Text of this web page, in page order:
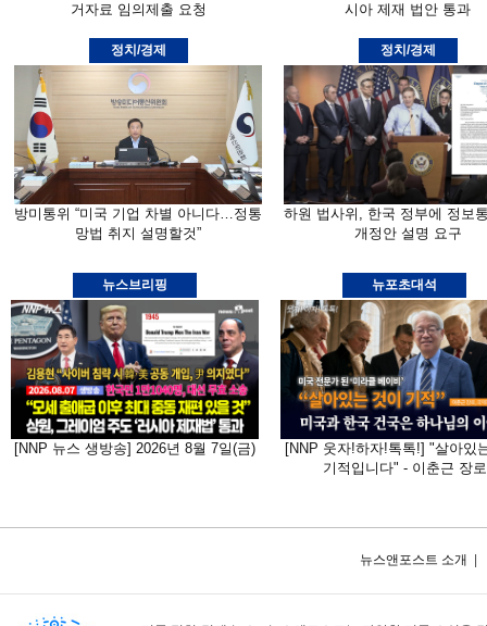
거자료 임의제출 요청
시아 제재 법안 통과
정치/경제
방미통위 “미국 기업 차별 아니다…정통
망법 취지 설명할것”
정치/경제
하원 법사위, 한국 정부에 정보
개정안 설명 요구
뉴스브리핑
[NNP 뉴스 생방송] 2026년 8월 7일(금)
뉴포초대석
[NNP 웃자!하자!톡톡!] "살아있
기적입니다" - 이춘근 장로
뉴스앤포스트 소개